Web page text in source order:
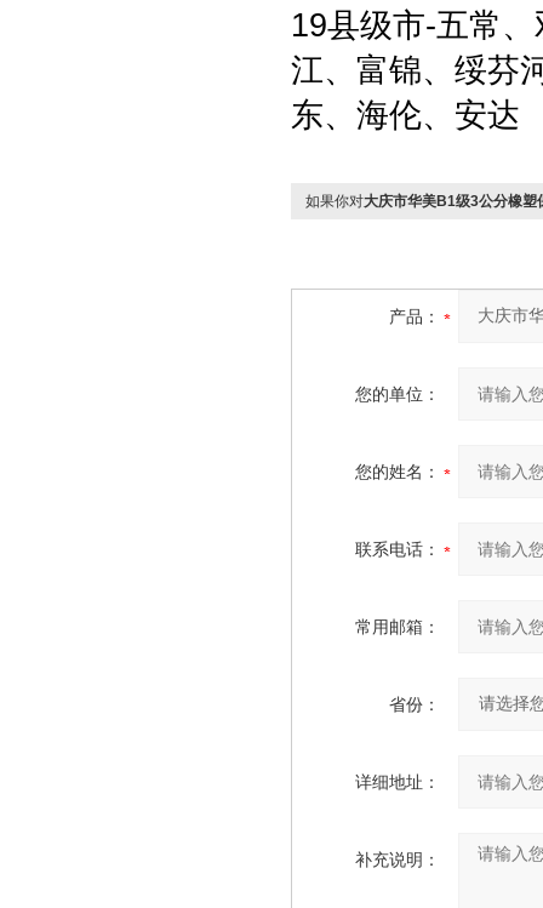
19县级市-五常
江、富锦、绥芬
东、海伦、安达
如果你对大庆市华美B1级3公分橡塑
产品：
您的单位：
您的姓名：
联系电话：
常用邮箱：
省份：
详细地址：
补充说明：